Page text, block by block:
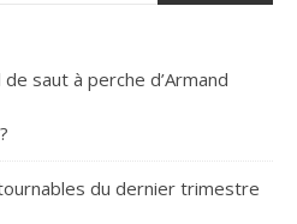
saut à perche d’Armand
du dernier trimestre